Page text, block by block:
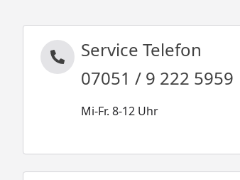
Service Telefon
07051 / 9 222 5959
Mi-Fr. 8-12 Uhr